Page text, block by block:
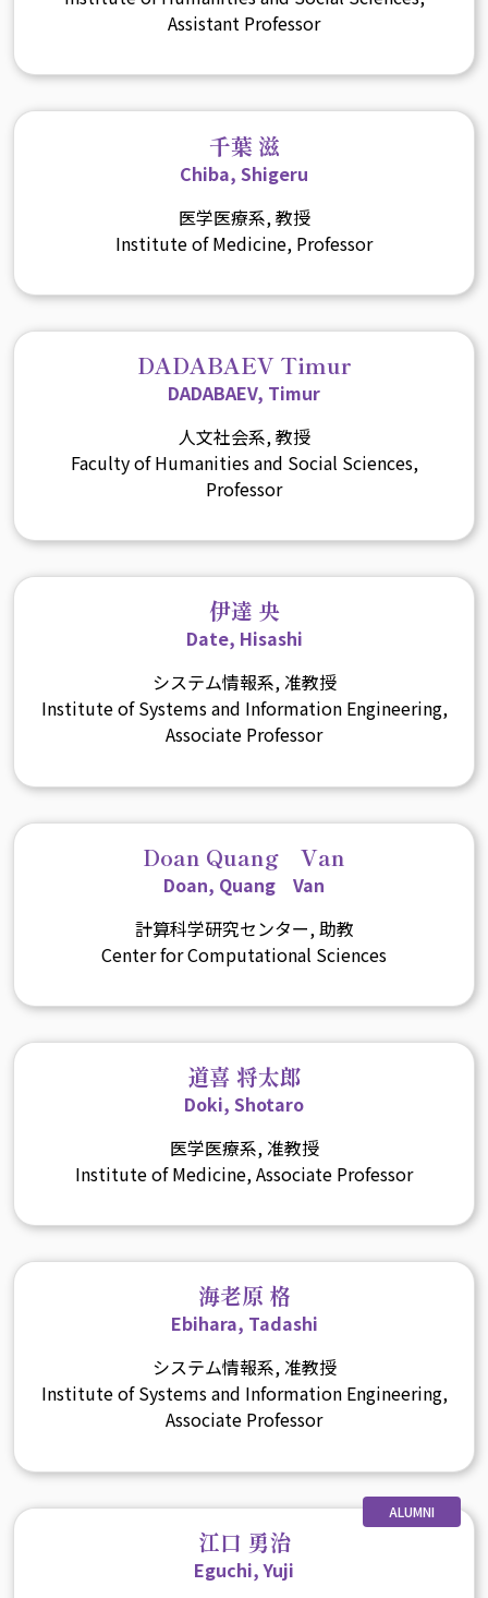
Assistant Professor
千葉 滋
Chiba, Shigeru
医学医療系, 教授
Institute of Medicine, Professor
DADABAEV Timur
DADABAEV, Timur
人文社会系, 教授
Faculty of Humanities and Social Sciences,
Professor
伊達 央
Date, Hisashi
システム情報系, 准教授
Institute of Systems and Information Engineering,
Associate Professor
Doan Quang Van
Doan, Quang Van
計算科学研究センター, 助教
Center for Computational Sciences
道喜 将太郎
Doki, Shotaro
医学医療系, 准教授
Institute of Medicine, Associate Professor
海老原 格
Ebihara, Tadashi
システム情報系, 准教授
Institute of Systems and Information Engineering,
Associate Professor
ALUMNI
江口 勇治
Eguchi, Yuji